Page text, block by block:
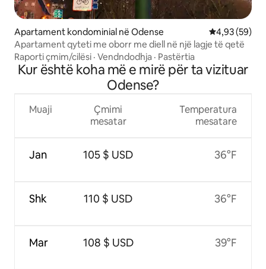
Apartament kondominial në Odense Vlerësimi
4,93 (59)
Apartament qyteti me oborr me diell në një lagje të qetë
Raporti çmim/cilësi · Vendndodhja · Pastërtia
Kur është koha më e mirë për ta vizituar
Odense?
Muaji
Jan
Shk
Mar
Çmimi
mesatar
105 $ USD
110 $ USD
108 $ USD
Temperatura
mesatare
36°F
36°F
39°F